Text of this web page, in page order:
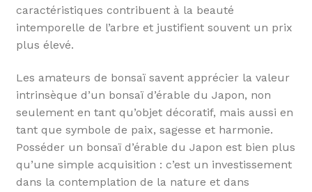
caractéristiques contribuent à la beauté
intemporelle de l’arbre et justifient souvent un prix
plus élevé.
Les amateurs de bonsaï savent apprécier la valeur
intrinsèque d’un bonsaï d’érable du Japon, non
seulement en tant qu’objet décoratif, mais aussi en
tant que symbole de paix, sagesse et harmonie.
Posséder un bonsaï d’érable du Japon est bien plus
qu’une simple acquisition : c’est un investissement
dans la contemplation de la nature et dans